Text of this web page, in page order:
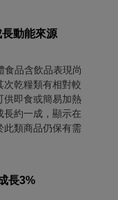
動能來源
食品含飲品表現尚
次乾糧類有相對較
供即食或簡易加熱
長約一成，顯示在
此類商品仍保有需
長3%